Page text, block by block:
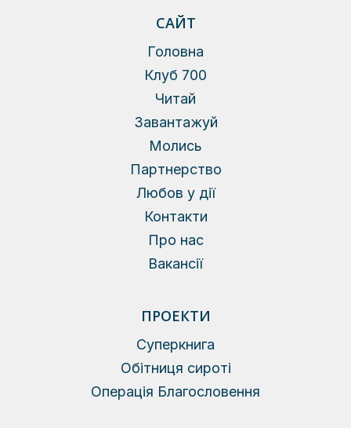
САЙТ
Головна
Клуб 700
Читай
Завантажуй
Молись
Партнерство
Любов у дії
Контакти
Про нас
Вакансії
ПРОЕКТИ
Суперкнига
Обітниця сироті
Операція Благословення